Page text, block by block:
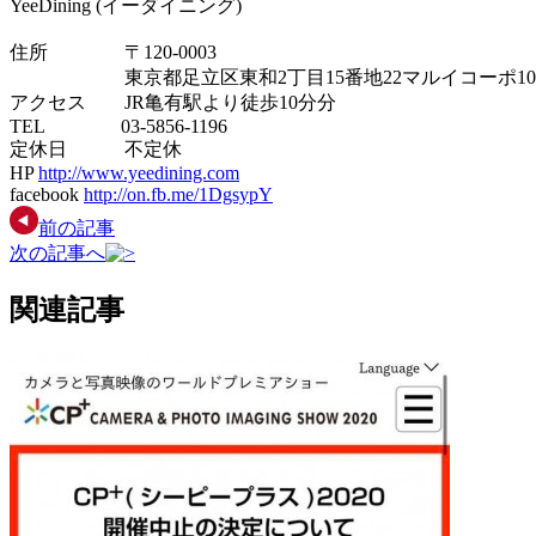
YeeDining (イーダイニング)
住所 〒120-0003
東京都足立区東和2丁目15番地22マルイコーポ
アクセス JR亀有駅より徒歩10分分
TEL 03-5856-1196
定休日 不定休
HPhttp://www.yeedining.com
facebook http://on.fb.me/1DgsypY
前の記事
次の記事へ
関連記事